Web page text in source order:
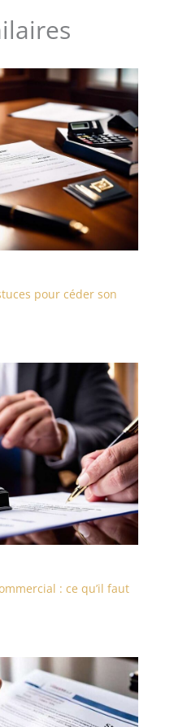
pour céder son
: ce qu’il faut